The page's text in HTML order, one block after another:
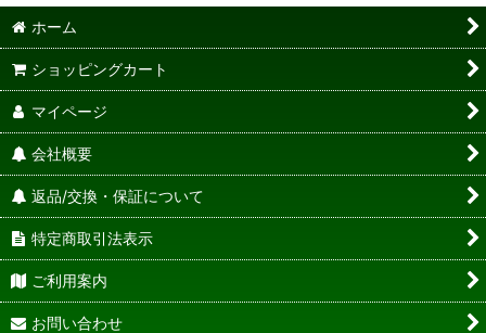
ホーム
ショッピングカート
マイページ
会社概要
返品/交換・保証について
特定商取引法表示
ご利用案内
お問い合わせ